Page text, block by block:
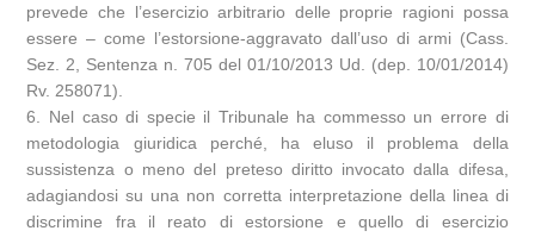
prevede che l’esercizio arbitrario delle proprie ragioni possa
essere – come l’estorsione-aggravato dall’uso di armi (Cass.
Sez. 2, Sentenza n. 705 del 01/10/2013 Ud. (dep. 10/01/2014)
Rv. 258071).
6. Nel caso di specie il Tribunale ha commesso un errore di
metodologia giuridica perché, ha eluso il problema della
sussistenza o meno del preteso diritto invocato dalla difesa,
adagiandosi su una non corretta interpretazione della linea di
discrimine fra il reato di estorsione e quello di esercizio